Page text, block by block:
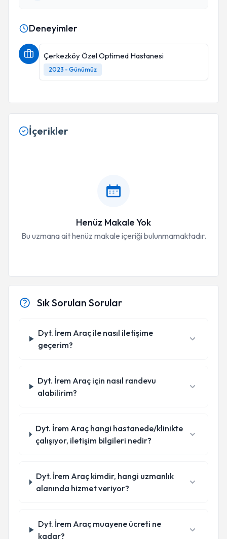
Deneyimler
Çerkezköy Özel Optimed Hastanesi
2023 - Günümüz
İçerikler
Henüz Makale Yok
Bu uzmana ait henüz makale içeriği bulunmamaktadır.
Sık Sorulan Sorular
Dyt. İrem Araç ile nasıl iletişime
geçerim?
Dyt. İrem Araç için nasıl randevu
alabilirim?
Dyt. İrem Araç hangi hastanede/klinikte
çalışıyor, iletişim bilgileri nedir?
Dyt. İrem Araç kimdir, hangi uzmanlık
alanında hizmet veriyor?
Dyt. İrem Araç muayene ücreti ne
kadar?